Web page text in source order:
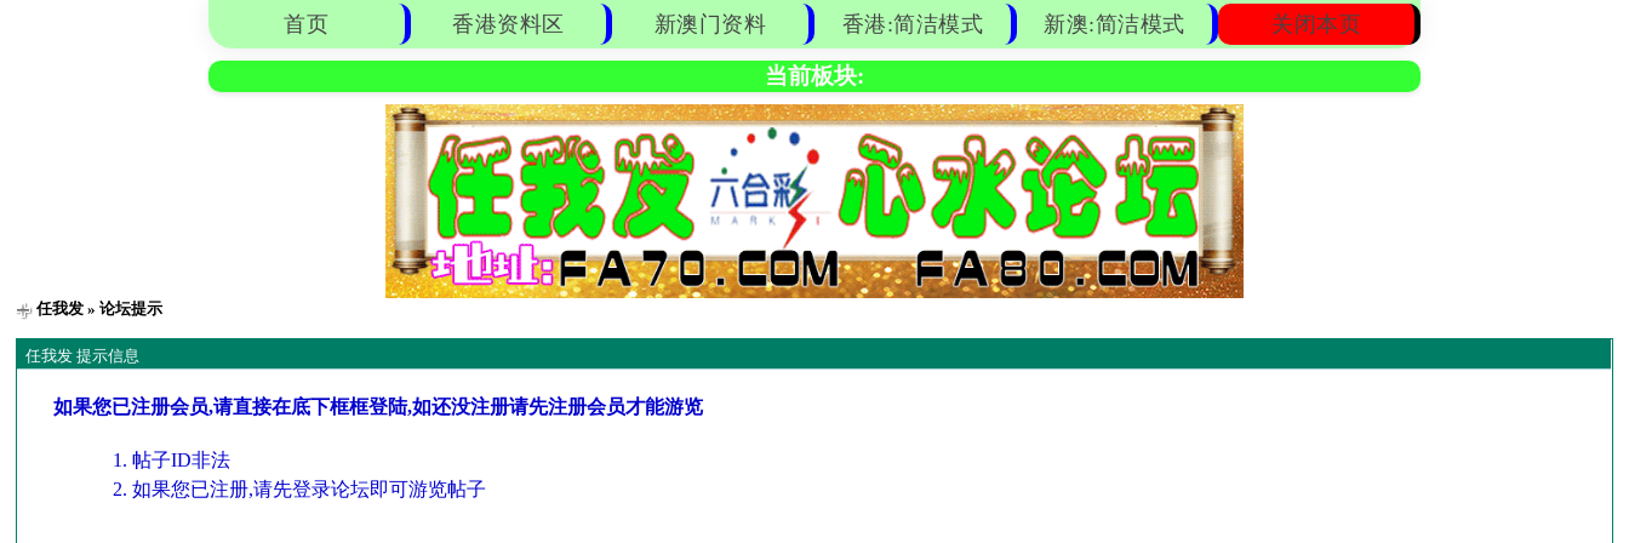
首页 香港资料区 新澳门资料 香港:简洁模式 新澳:简洁模式 关闭本页
当前板块:
任我发 » 论坛提示
任我发 提示信息
如果您已注册会员,请直接在底下框框登陆,如还没注册请先注册会员才能游览
帖子ID非法
如果您已注册,请先登录论坛即可游览帖子